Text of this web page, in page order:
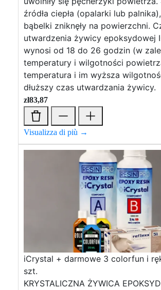
źródła ciepła (opalarki lub
bąbelki zniknęły na powierzchni.
utwardzenia żywicy epoksydowej
wynosi od 18 do 26 godzin (w
temperatury i wilgotności
temperatura i im wyższa
dłuższy czas utwardzania żywicy.
zł83,87
Visualizza di più →
iCrystal + darmowe 3 colorfun i
szt.
KRYSTALICZNA ŻYWICA